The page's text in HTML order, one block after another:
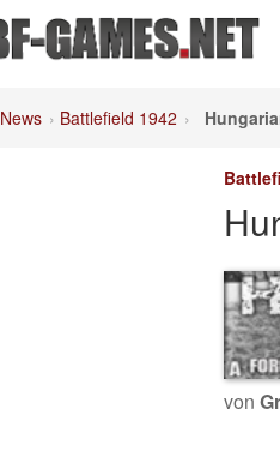
News Battlefield 1942
von